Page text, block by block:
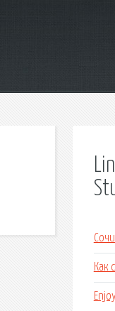
Как